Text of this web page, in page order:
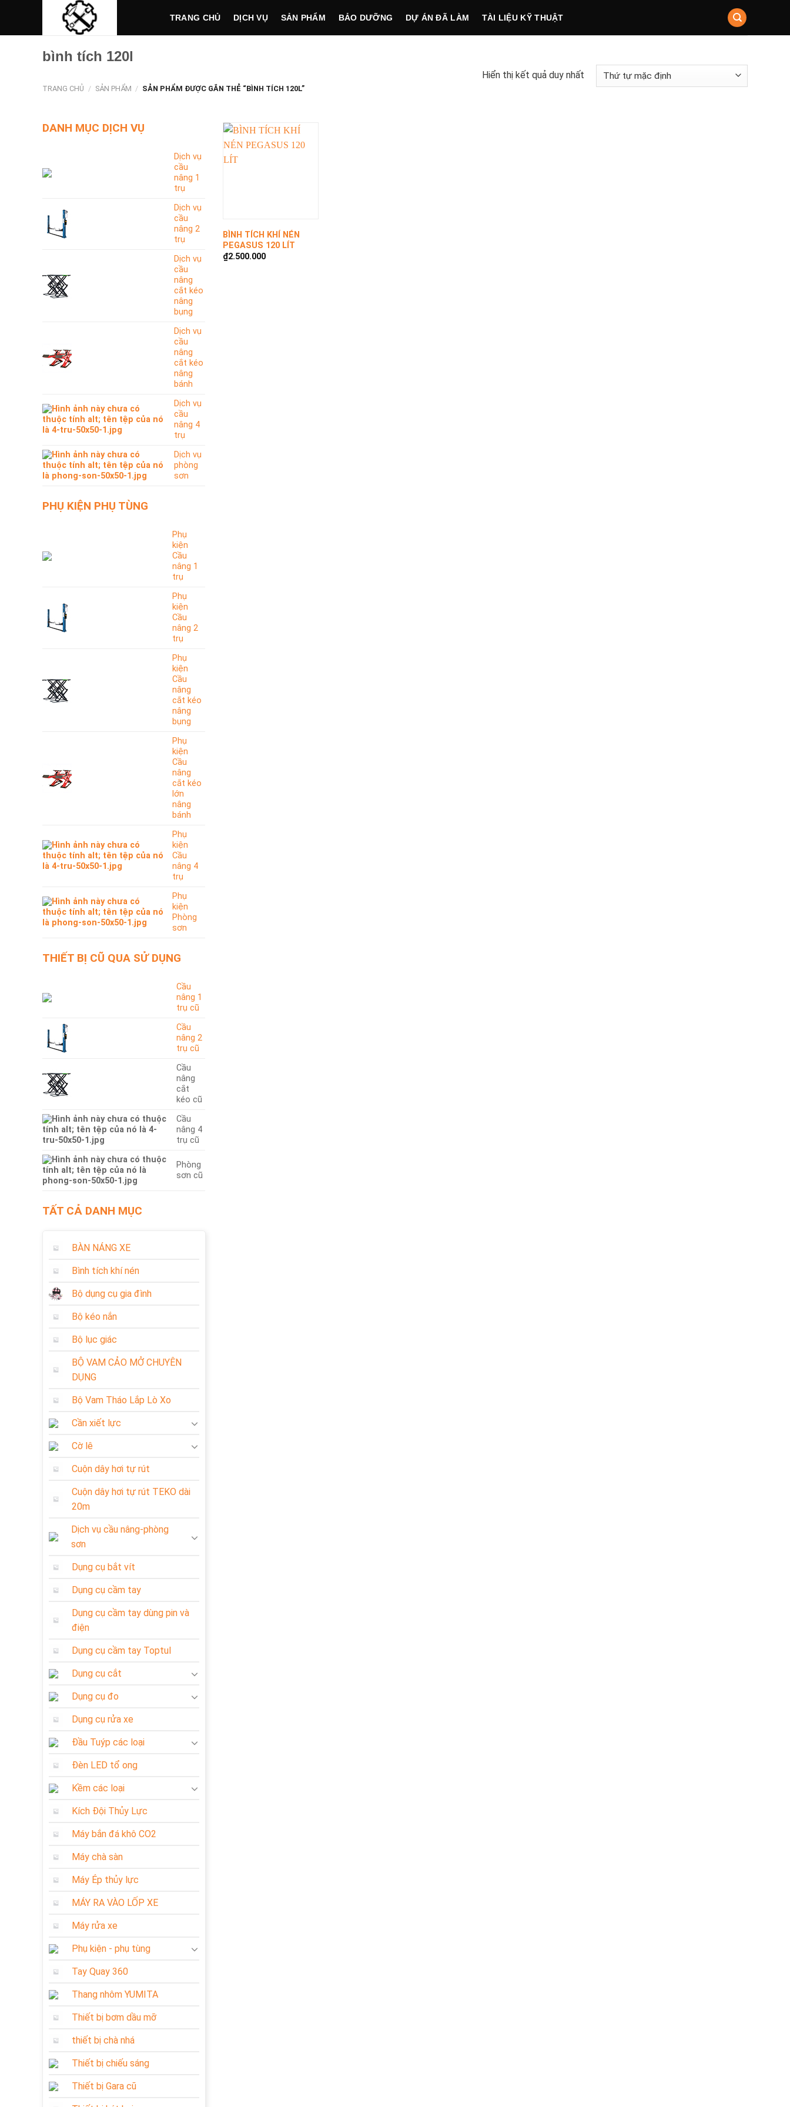
content
TRANG CHỦ DỊCH VỤ SẢN PHẨM BẢO DƯỠNG DỰ ÁN ĐÃ LÀM TÀI LIỆU KỸ THUẬT
bình tích 120l
TRANG CHỦ / SẢN PHẨM / SẢN PHẨM ĐƯỢC GẮN THẺ “BÌNH TÍCH 120L”
Hiển thị kết quả duy nhất
DANH MỤC DỊCH VỤ
Dịch vụ
cầu
nâng 1
trụ
Dịch vụ
cầu
nâng 2
trụ
Dịch vụ
cầu
nâng
cắt kéo
nâng
bụng
Dịch vụ
cầu
nâng
cắt kéo
nâng
bánh
Dịch vụ
cầu
nâng 4
trụ
Dịch vụ
phòng
sơn
PHỤ KIỆN PHỤ TÙNG
Phụ
kiện
Cầu
nâng 1
trụ
Phụ
kiện
Cầu
nâng 2
trụ
Phụ
kiện
Cầu
nâng
cắt kéo
nâng
bụng
Phụ
kiện
Cầu
nâng
cắt kéo
lớn
nâng
bánh
Phụ
kiện
Cầu
nâng 4
trụ
Phụ
kiện
Phòng
sơn
THIẾT BỊ CŨ QUA SỬ DỤNG
Cầu
nâng 1
trụ cũ
Cầu
nâng 2
trụ cũ
Cầu
nâng
cắt
kéo cũ
Cầu
nâng 4
trụ cũ
Phòng
sơn cũ
TẤT CẢ DANH MỤC
BÀN NÁNG XE
Bình tích khí nén
Bộ dụng cụ gia đình
Bộ kéo nắn
Bộ lục giác
BỘ VAM CẢO MỞ CHUYÊN
DỤNG
Bộ Vam Tháo Lắp Lò Xo
Cần xiết lực
Cờ lê
Cuộn dây hơi tự rút
Cuộn dây hơi tự rút TEKO dài
20m
Dịch vụ cầu nâng-phòng
sơn
Dụng cụ bắt vít
Dụng cụ cầm tay
Dụng cụ cầm tay dùng pin và
điện
Dụng cụ cầm tay Toptul
Dụng cụ cắt
Dụng cụ đo
Dụng cụ rửa xe
Đầu Tuýp các loại
Đèn LED tổ ong
Kềm các loại
Kích Đội Thủy Lực
Máy bắn đá khô CO2
Máy chà sàn
Máy Ép thủy lực
MÁY RA VÀO LỐP XE
Máy rửa xe
Phụ kiện - phụ tùng
Tay Quay 360
Thang nhôm YUMITA
Thiết bị bơm dầu mỡ
thiết bị chà nhá
Thiết bị chiếu sáng
Thiết bị Gara cũ
BÌNH TÍCH KHÍ NÉN
PEGASUS 120 LÍT
₫2.500.000